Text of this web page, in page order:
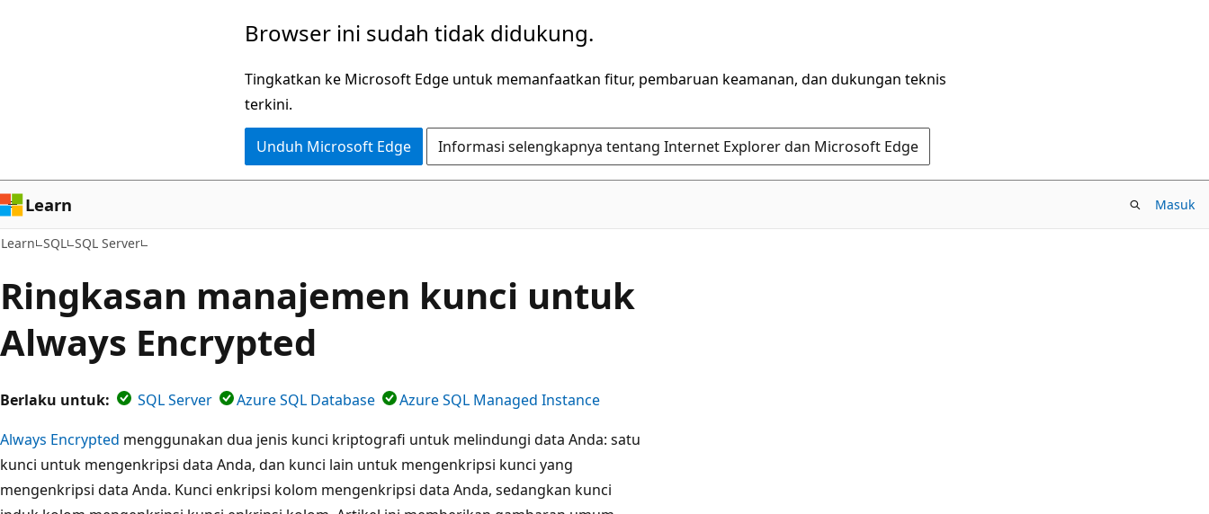
Browser ini sudah tidak didukung.
Tingkatkan ke Microsoft Edge untuk memanfaatkan fitur, pembaruan keamanan, dan dukungan teknis
terkini.
Unduh Microsoft Edge Informasi selengkapnya tentang Internet Explorer dan Microsoft Edge
Learn Masuk
Learn SQL SQL Server
Ringkasan manajemen kunci untuk
Always Encrypted
Berlaku untuk: SQL Server Azure SQL Database
Azure SQL Managed Instance
Always Encrypted menggunakan dua jenis kunci kriptografi untuk melindungi data Anda: satu
kunci untuk mengenkripsi data Anda, dan kunci lain untuk mengenkripsi kunci yang
mengenkripsi data Anda. Kunci enkripsi kolom mengenkripsi data Anda, sedangkan kunci